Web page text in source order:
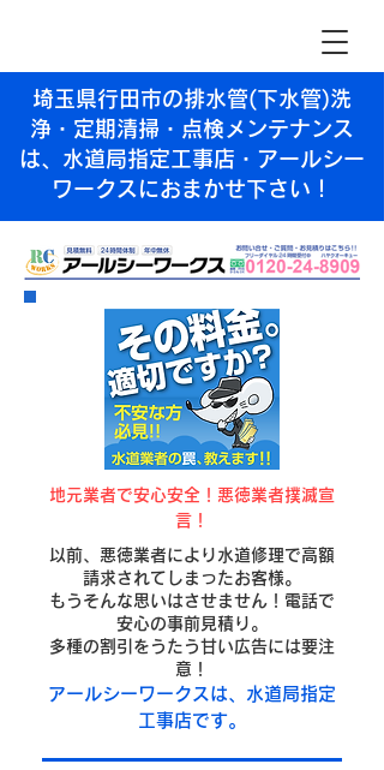
埼玉県行田市の排水管(下水管)洗
浄・定期清掃・点検メンテナンス
は、水道局指定工事店・アールシー
ワークスにおまかせ下さい！
​地元業者で安心安全！悪徳業者撲滅宣
言！
以前、悪徳業者により水道修理で高額
請求されてしまったお客様。
もうそんな思いはさせません！電話で
安心の事前見積り。
多種の割引をうたう甘い広告には要注
意！
​アールシーワークスは、水道局指定
工事店です。